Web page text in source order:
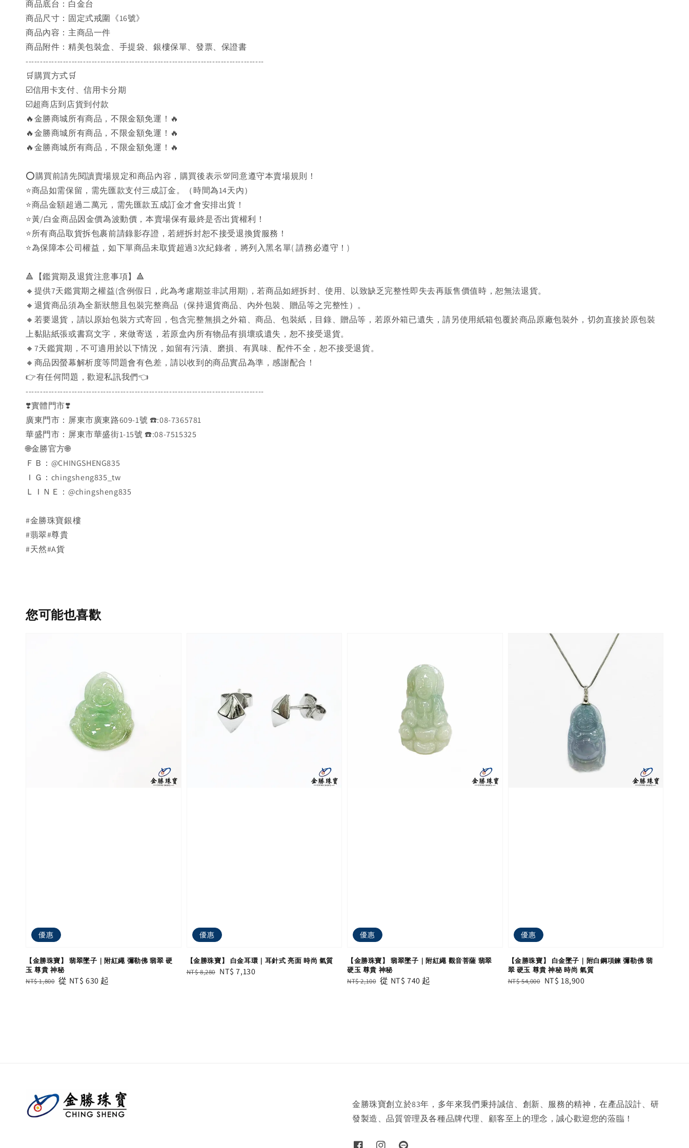
商品底台：白金台
商品尺寸：固定式戒圍《16號》
商品內容：主商品一件
商品附件：精美包裝盒、手提袋、銀樓保單、發票、保證書
-----------------------------------------------------------------------------------
🛒購買方式🛒
☑️信用卡支付、信用卡分期
☑️超商店到店貨到付款
🔥金勝商城所有商品，不限金額免運！🔥
🔥金勝商城所有商品，不限金額免運！🔥
🔥金勝商城所有商品，不限金額免運！🔥
⭕購買前請先閱讀賣場規定和商品內容，購買後表示💯同意遵守本賣場規則！
⭐商品如需保留，需先匯款支付三成訂金。（時間為14天內）
⭐商品金額超過二萬元，需先匯款五成訂金才會安排出貨！
⭐黃/白金商品因金價為波動價，本賣場保有最終是否出貨權利！
⭐️所有商品取貨拆包裹前請錄影存證，若經拆封恕不接受退換貨服務！
⭐為保障本公司權益，如下單商品未取貨超過3次紀錄者，將列入黑名單( 請務必遵守！)
🔺【鑑賞期及退貨注意事項】🔺
🔸提供7天鑑賞期之權益(含例假日，此為考慮期並非試用期)，若商品如經拆封、使用、以致缺乏完整性即失去再販售價值時，恕無法退貨。
🔸退貨商品須為全新狀態且包裝完整商品（保持退貨商品、內外包裝、贈品等之完整性）。
🔸若要退貨，請以原始包裝方式寄回，包含完整無損之外箱、商品、包裝紙，目錄、贈品等，若原外箱已遺失，請另使用紙箱包覆於商品原廠包裝外，切勿直接於原包裝
上黏貼紙張或書寫文字，來做寄送，若原盒內所有物品有損壞或遺失，恕不接受退貨。
🔸7天鑑賞期，不可適用於以下情況，如留有污漬、磨損、有異味、配件不全，恕不接受退貨。
🔸商品因螢幕解析度等問題會有色差，請以收到的商品實品為準，感謝配合！
👉️有任何問題，歡迎私訊我們👈️
-----------------------------------------------------------------------------------
❣️實體門市❣️
廣東門市：屏東市廣東路609-1號 ☎️:08-7365781
華盛門市：屏東市華盛街1-15號 ☎️:08-7515325
🌐金勝官方🌐
ＦＢ：@CHINGSHENG835
ＩＧ：chingsheng835_tw
ＬＩＮＥ：@chingsheng835
#金勝珠寶銀樓
#翡翠#尊貴
#天然#A貨
您可能也喜歡
優惠
【金勝珠寶】 翡翠墜子｜附紅繩 彌勒佛 翡翠 硬
玉 尊貴 神秘
Regular
NT$ 1,800 Sale
從 NT$ 630 起
優惠
【金勝珠寶】 白金耳環｜耳針式 亮面 時尚 氣質
Regular
NT$ 8,280 Sale
NT$ 7,130
優惠
【金勝珠寶】 翡翠墜子｜附紅繩 觀音菩薩 翡翠
硬玉 尊貴 神秘
Regular
NT$ 2,100 Sale
從 NT$ 740 起
優惠
【金勝珠寶】 白金墜子｜附白鋼項鍊 彌勒佛 翡
翠 硬玉 尊貴 神秘 時尚 氣質
Regular
NT$ 54,000 Sale
NT$ 18,900
金勝珠寶創立於83年，多年來我們秉持誠信、創新、服務的精神，在產品設計、研
發製造、品質管理及各種品牌代理、顧客至上的理念，誠心歡迎您的蒞臨！